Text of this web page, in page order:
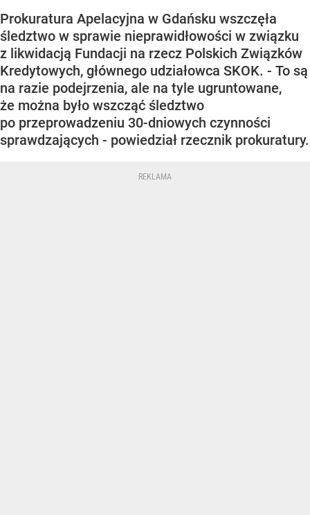
Prokuratura Apelacyjna w Gdańsku wszczęła
śledztwo w sprawie nieprawidłowości w związku
z likwidacją Fundacji na rzecz Polskich Związków
Kredytowych, głównego udziałowca SKOK. - To są
na razie podejrzenia, ale na tyle ugruntowane,
że można było wszcząć śledztwo
po przeprowadzeniu 30-dniowych czynności
sprawdzających - powiedział rzecznik prokuratury.